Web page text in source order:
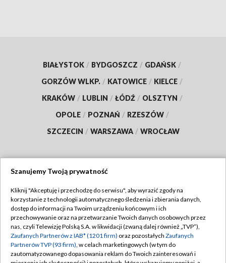
BIAŁYSTOK / BYDGOSZCZ / GDAŃSK /
GORZÓW WLKP. / KATOWICE / KIELCE /
KRAKÓW / LUBLIN / ŁÓDŹ / OLSZTYN /
OPOLE / POZNAŃ / RZESZÓW /
SZCZECIN / WARSZAWA / WROCŁAW
TVP
Abonament TVP
Emisja w TVP
Centrum informacji TVP
Regulamin TVP
Polityka prywatności
Moje zgody
Szanujemy Twoją prywatność
Kliknij "Akceptuję i przechodzę do serwisu", aby wyrazić zgody na
korzystanie z technologii automatycznego śledzenia i zbierania danych,
dostęp do informacji na Twoim urządzeniu końcowym i ich
przechowywanie oraz na przetwarzanie Twoich danych osobowych przez
nas, czyli Telewizję Polską S.A. w likwidacji (zwaną dalej również „TVP”),
Zaufanych Partnerów z IAB* (1201 firm) oraz pozostałych Zaufanych
Partnerów TVP (93 firm), w celach marketingowych (w tym do
zautomatyzowanego dopasowania reklam do Twoich zainteresowań i